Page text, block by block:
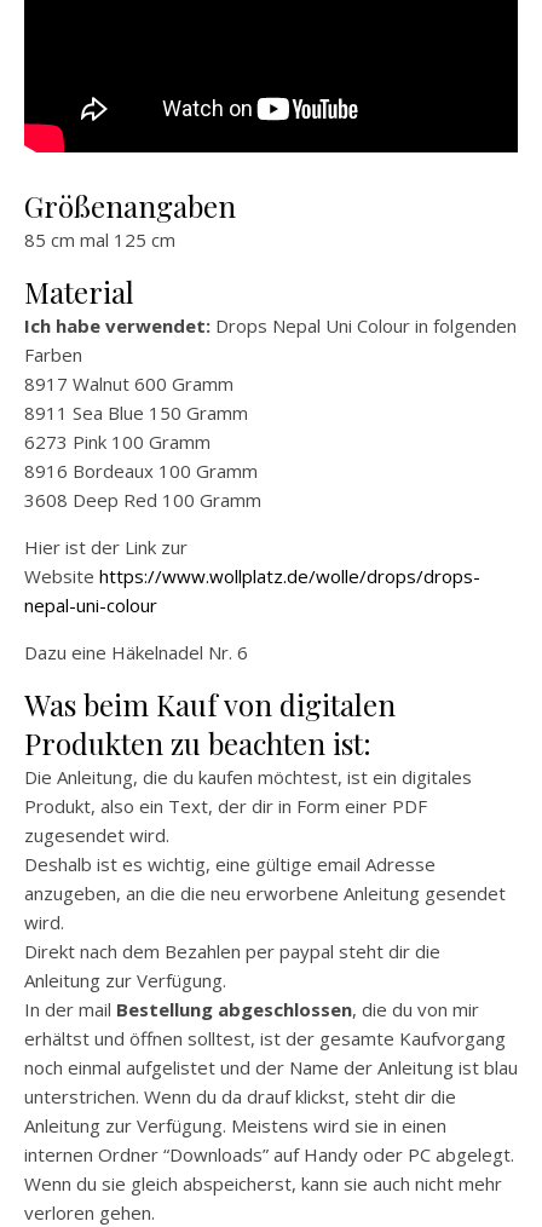
Größenangaben
85 cm mal 125 cm
Material
Ich habe verwendet: Drops Nepal Uni Colour in folgenden
Farben
8917 Walnut 600 Gramm
8911 Sea Blue 150 Gramm
6273 Pink 100 Gramm
8916 Bordeaux 100 Gramm
3608 Deep Red 100 Gramm
Hier ist der Link zur
Website https://www.wollplatz.de/wolle/drops/drops-
nepal-uni-colour
Dazu eine Häkelnadel Nr. 6
Was beim Kauf von digitalen
Produkten zu beachten ist:
Die Anleitung, die du kaufen möchtest, ist ein digitales
Produkt, also ein Text, der dir in Form einer PDF
zugesendet wird.
Deshalb ist es wichtig, eine gültige email Adresse
anzugeben, an die die neu erworbene Anleitung gesendet
wird.
Direkt nach dem Bezahlen per paypal steht dir die
Anleitung zur Verfügung.
In der mail Bestellung abgeschlossen, die du von mir
erhältst und öffnen solltest, ist der gesamte Kaufvorgang
noch einmal aufgelistet und der Name der Anleitung ist blau
unterstrichen. Wenn du da drauf klickst, steht dir die
Anleitung zur Verfügung. Meistens wird sie in einen
internen Ordner “Downloads” auf Handy oder PC abgelegt.
Wenn du sie gleich abspeicherst, kann sie auch nicht mehr
verloren gehen.